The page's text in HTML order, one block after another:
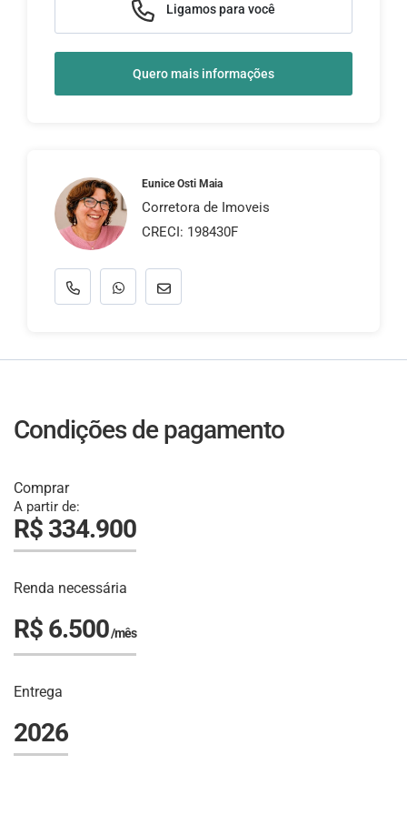
Ligamos para você
Quero mais informações
Eunice Osti Maia
Corretora de Imoveis
CRECI: 198430F
Condições de pagamento
Comprar
A partir de:
R$ 334.900
Renda necessária
R$ 6.500/mês
Entrega
2026